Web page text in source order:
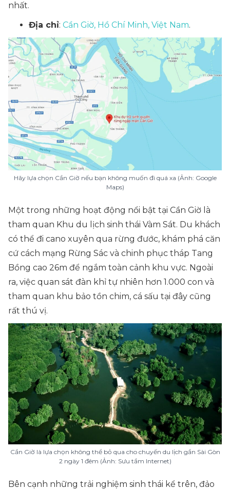
nhất.
Địa chỉ: Cần Giờ, Hồ Chí Minh, Việt Nam.
Hãy lựa chọn Cần Giờ nếu bạn không muốn đi quá xa (Ảnh: Google
Maps)
Một trong những hoạt động nổi bật tại Cần Giờ là
tham quan Khu du lịch sinh thái Vàm Sát. Du khách
có thể đi cano xuyên qua rừng đước, khám phá căn
cứ cách mạng Rừng Sác và chinh phục tháp Tang
Bồng cao 26m để ngắm toàn cảnh khu vực. Ngoài
ra, việc quan sát đàn khỉ tự nhiên hơn 1.000 con và
tham quan khu bảo tồn chim, cá sấu tại đây cũng
rất thú vị.
Cần Giờ là lựa chọn không thể bỏ qua cho chuyến du lịch gần Sài Gòn
2 ngày 1 đêm (Ảnh: Sưu tầm Internet)
Bên cạnh những trải nghiệm sinh thái kể trên, đảo